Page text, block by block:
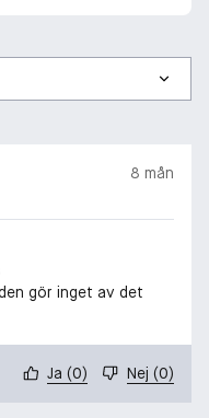
Med många års
och
av naturen och
8 mån
gör inget av det
Ja (0) Nej (0)